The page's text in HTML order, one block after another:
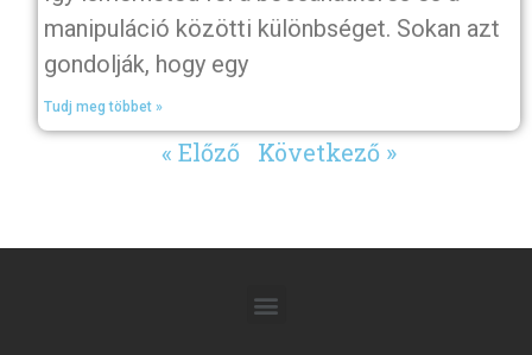
manipuláció közötti különbséget. Sokan azt
gondolják, hogy egy
Tudj meg többet »
« Előző Következő »